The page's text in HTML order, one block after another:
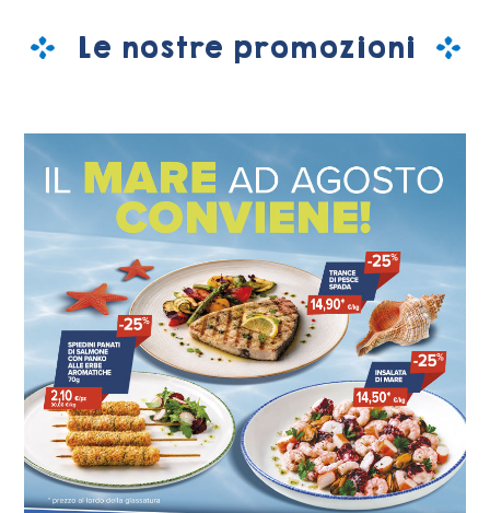
Le nostre promozioni